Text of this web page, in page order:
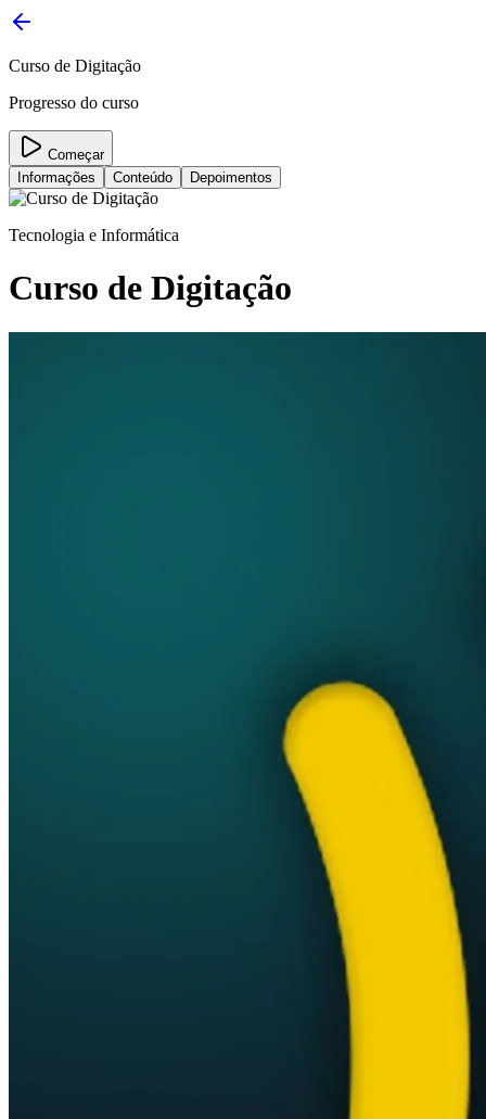
Curso de Digitação
Progresso do curso
Começar
Informações
Conteúdo Depoimentos
Tecnologia e Informática
Curso de Digitação